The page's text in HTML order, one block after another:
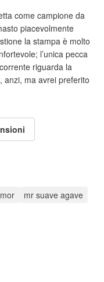
come campione da
piacevolmente
la stampa è molto
l’unica pecca
riguarda la
anzi, ma avrei preferito
mr suave agave